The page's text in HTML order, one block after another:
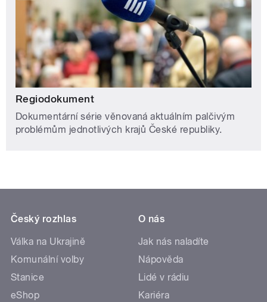
Regiodokument
Dokumentární série věnovaná aktuálním palčivým
problémům jednotlivých krajů České republiky.
Český rozhlas
Válka na Ukrajině
Komunální volby
Stanice
eShop
O nás
Jak nás naladíte
Nápověda
Lidé v rádiu
Kariéra